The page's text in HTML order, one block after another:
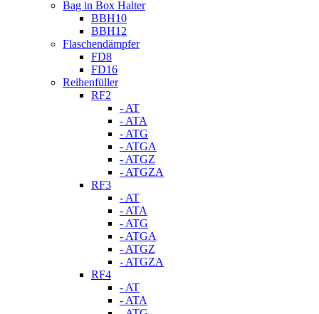
Bag in Box Halter
BBH10
BBH12
Flaschendämpfer
FD8
FD16
Reihenfüller
RF2
- AT
- ATA
- ATG
- ATGA
- ATGZ
- ATGZA
RF3
- AT
- ATA
- ATG
- ATGA
- ATGZ
- ATGZA
RF4
- AT
- ATA